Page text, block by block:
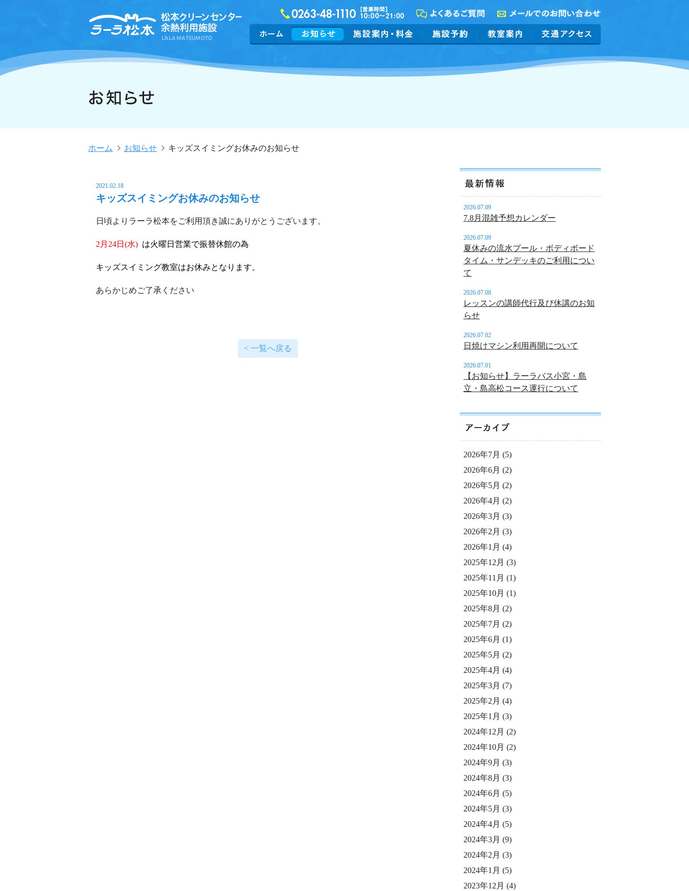
ホーム お知らせ キッズスイミングお休みのお知らせ
2021.02.18
キッズスイミングお休みのお知らせ
日頃よりラーラ松本をご利用頂き誠にありがとうございます。
2月24日(水) は火曜日営業で振替休館の為
キッズスイミング教室はお休みとなります。
あらかじめご了承ください
< 一覧へ戻る
2026.07.09
7.8月混雑予想カレンダー
2026.07.09
夏休みの流水プール・ボディボード
タイム・サンデッキのご利用につい
て
2026.07.08
レッスンの講師代行及び休講のお知
らせ
2026.07.02
日焼けマシン利用再開について
2026.07.01
【お知らせ】ラーラバス小宮・島
立・島高松コース運行について
2026年7月 (5)
2026年6月 (2)
2026年5月 (2)
2026年4月 (2)
2026年3月 (3)
2026年2月 (3)
2026年1月 (4)
2025年12月 (3)
2025年11月 (1)
2025年10月 (1)
2025年8月 (2)
2025年7月 (2)
2025年6月 (1)
2025年5月 (2)
2025年4月 (4)
2025年3月 (7)
2025年2月 (4)
2025年1月 (3)
2024年12月 (2)
2024年10月 (2)
2024年9月 (3)
2024年8月 (3)
2024年6月 (5)
2024年5月 (3)
2024年4月 (5)
2024年3月 (9)
2024年2月 (3)
2024年1月 (5)
2023年12月 (4)